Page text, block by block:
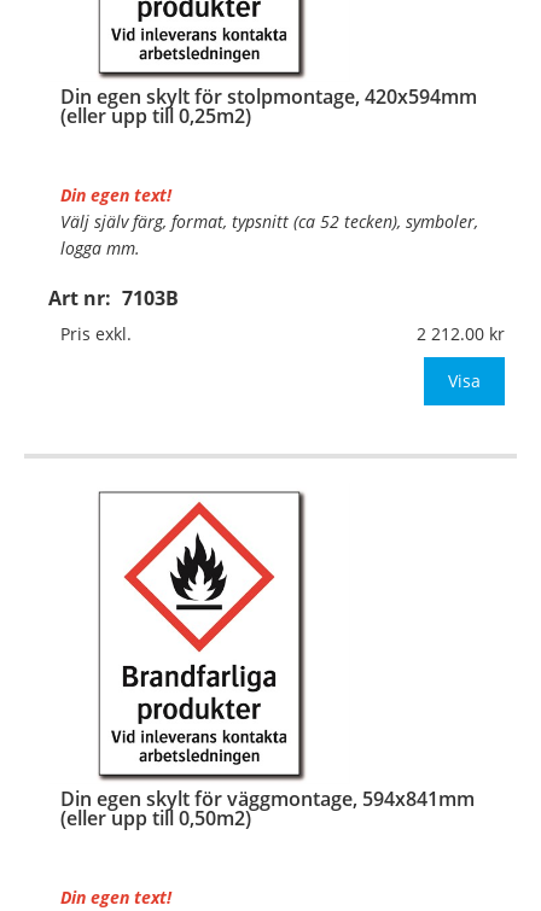
Din egen skylt för stolpmontage, 420x594mm
(eller upp till 0,25m2)
Art nr: 7103B
Din egen text!
Välj själv färg, format, typsnitt (ca 52 tecken), symboler,
logga mm.
Material:Kantvikt aluminium, 2mm (stolpmontage)
Mått:420x594mm (eller annat mått upp till 0,25m²)
Pris exkl. 2 212.00
Visa
Din egen skylt för väggmontage, 594x841mm
(eller upp till 0,50m2)
Din egen text!